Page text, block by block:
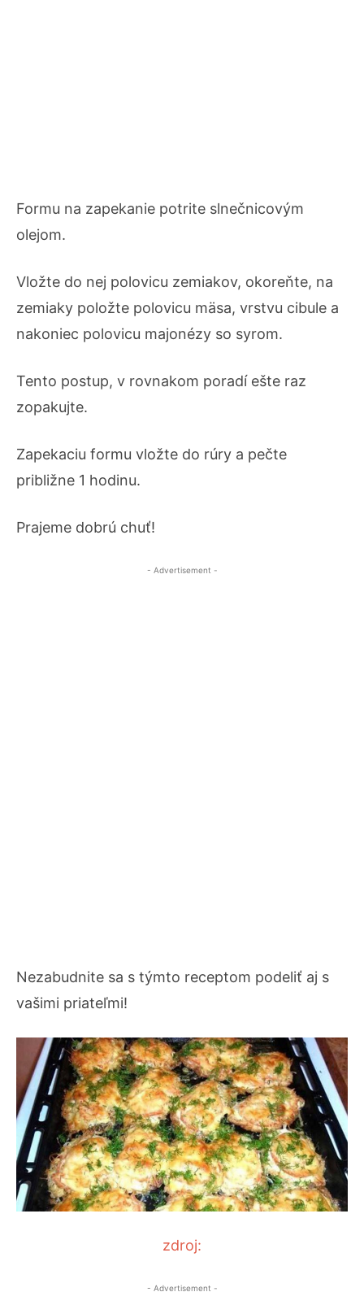
Formu na zapekanie potrite slnečnicovým
olejom.
Vložte do nej polovicu zemiakov, okoreňte, na
zemiaky položte polovicu mäsa, vrstvu cibule a
nakoniec polovicu majonézy so syrom.
Tento postup, v rovnakom poradí ešte raz
zopakujte.
Zapekaciu formu vložte do rúry a pečte
približne 1 hodinu.
Prajeme dobrú chuť!
- Advertisement -
Nezabudnite sa s týmto receptom podeliť aj s
vašimi priateľmi!
zdroj:
- Advertisement -